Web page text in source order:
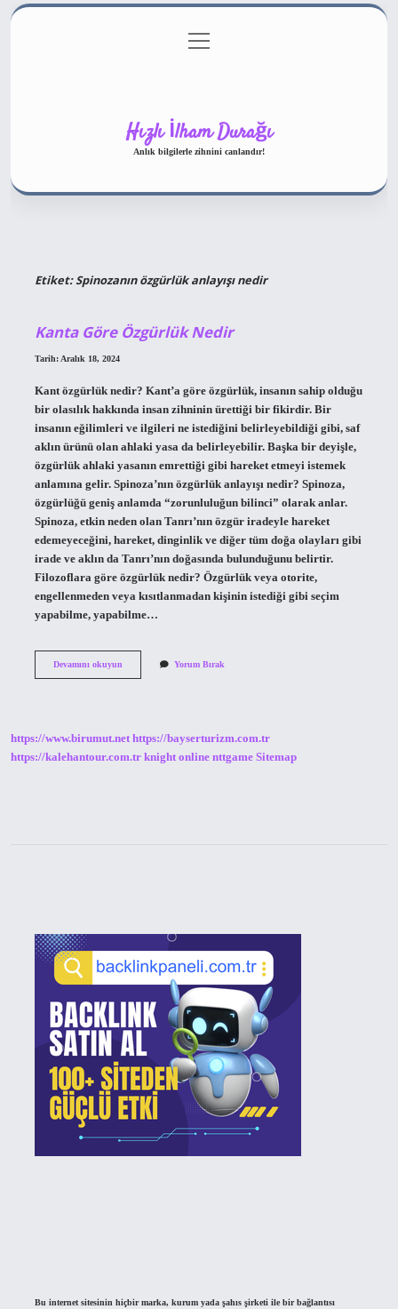
Gizlilik Politikası
menüyü
aç
Hızlı İlham Durağı
Anlık bilgilerle zihnini canlandır!
Etiket:Spinozanın özgürlük anlayışı nedir
Kanta Göre Özgürlük Nedir
Tarih: Aralık 18, 2024
Kant özgürlük nedir? Kant’a göre özgürlük, insanın sahip olduğu
bir olasılık hakkında insan zihninin ürettiği bir fikirdir. Bir
insanın eğilimleri ve ilgileri ne istediğini belirleyebildiği gibi, saf
aklın ürünü olan ahlaki yasa da belirleyebilir. Başka bir deyişle,
özgürlük ahlaki yasanın emrettiği gibi hareket etmeyi istemek
anlamına gelir. Spinoza’nın özgürlük anlayışı nedir? Spinoza,
özgürlüğü geniş anlamda “zorunluluğun bilinci” olarak anlar.
Spinoza, etkin neden olan Tanrı’nın özgür iradeyle hareket
edemeyeceğini, hareket, dinginlik ve diğer tüm doğa olayları gibi
irade ve aklın da Tanrı’nın doğasında bulunduğunu belirtir.
Filozoflara göre özgürlük nedir? Özgürlük veya otorite,
engellenmeden veya kısıtlanmadan kişinin istediği gibi seçim
yapabilme, yapabilme…
Devamını okuyunKanta
Yorum Bırak
https://www.birumut.net https://bayserturizm.com.tr
https://kalehantour.com.tr knight online nttgame Sitemap
Bu internet sitesinin hiçbir marka, kurum yada şahıs şirketi ile bir bağlantısı